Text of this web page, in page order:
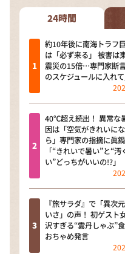
24時間
約10年後に南海トラフ
は「必ず来る」 被害は
震災の15倍…専門家断
のスケジュールに入れて
40℃超え続出！ 異常な
因は「空気がきれいに
ら」専門家の指摘に眞
「“きれいで暑い”と“汚
い”どっちがいいの!?」
『旅サラダ』で「異次
いさ」の声！ 初ゲスト
沢すぎる“雲丹しゃぶ”
おちゃめ発言